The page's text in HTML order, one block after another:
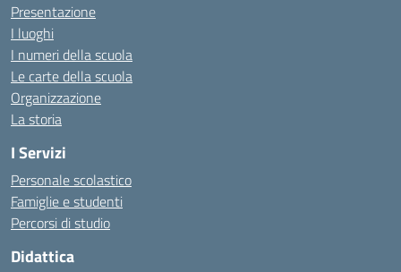
Presentazione
I luoghi
I numeri della scuola
Le carte della scuola
Organizzazione
La storia
I Servizi
Personale scolastico
Famiglie e studenti
Percorsi di studio
Didattica